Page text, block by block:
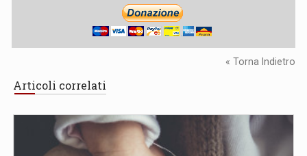
« Torna Indietro
Articoli correlati